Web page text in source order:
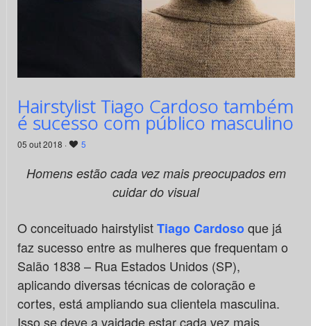
Hairstylist Tiago Cardoso também
é sucesso com público masculino
05 out 2018 · 5
Homens estão cada vez mais preocupados em
cuidar do visual
O conceituado hairstylistTiago Cardosoque já
faz sucesso entre as mulheres que frequentam o
Salão 1838 – Rua Estados Unidos (SP),
aplicando diversas técnicas de coloração e
cortes, está ampliando sua clientela masculina.
Isso se deve a vaidade estar cada vez mais